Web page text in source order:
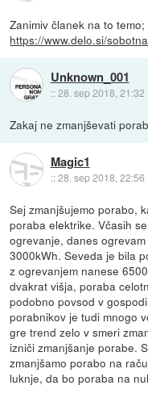
Zanimiv članek na to temo;
https://www.delo.si/
Unknown_001
::28. sep 2018, 21:32
Zakaj ne zmanjševati
Magic1
::28. sep 2018, 22:56
Sej zmanjšujemo porabo,
poraba elektrike. Včasih
ogrevanje, danes
3000kWh. Seveda je bila
z ogrevanjem nanese
dvakrat višja, poraba
podobno povsod v
porabnikov je tudi mnogo
gre trend zelo v smeri
izniči zmanjšanje porabe.
zmanjšamo porabo na
luknje, da bo poraba na